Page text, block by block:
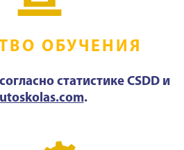
ОБУЧЕНИЯ
статистике CSDD и
.